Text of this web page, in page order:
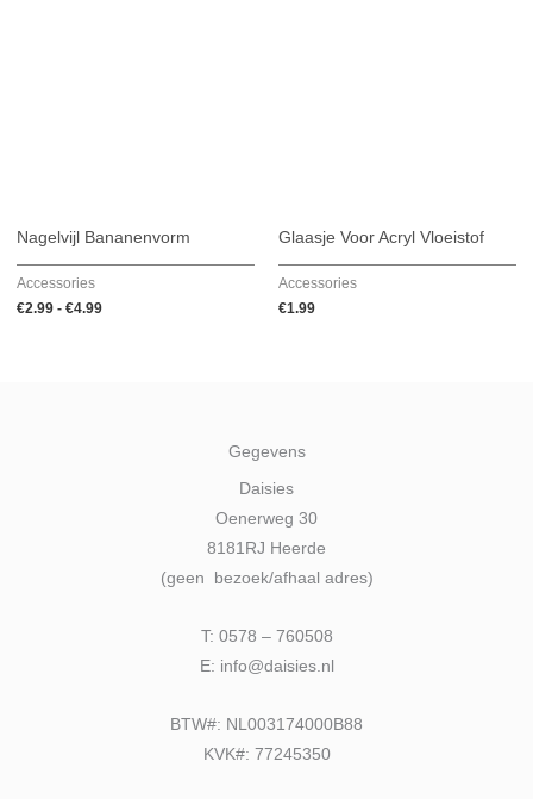
Nagelvijl Bananenvorm
Accessories
€2.99 - €4.99
Glaasje Voor Acryl Vloeistof
Accessories
€1.99
Gegevens
Daisies
Oenerweg 30
8181RJ Heerde
(geen bezoek/afhaal adres)
T: 0578 – 760508
E: info@daisies.nl
BTW#: NL003174000B88
KVK#: 77245350